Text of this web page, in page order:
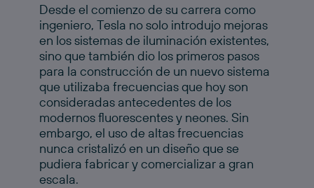
Desde el comienzo de su carrera como
ingeniero, Tesla no solo introdujo mejoras
en los sistemas de iluminación existentes,
sino que también dio los primeros pasos
para la construcción de un nuevo sistema
que utilizaba frecuencias que hoy son
consideradas antecedentes de los
modernos fluorescentes y neones. Sin
embargo, el uso de altas frecuencias
nunca cristalizó en un diseño que se
pudiera fabricar y comercializar a gran
escala.